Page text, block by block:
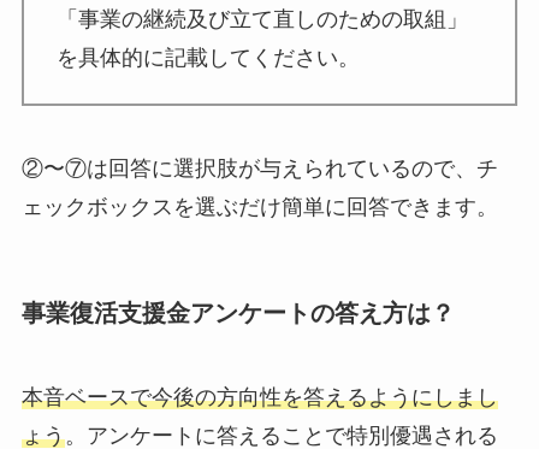
「事業の継続及び立て直しのための取組」
を具体的に記載してください。
②〜⑦は回答に選択肢が与えられているので、チ
ェックボックスを選ぶだけ簡単に回答できます。
事業復活支援金アンケートの答え方は？
本音ベースで今後の方向性を答えるようにしまし
ょう。アンケートに答えることで特別優遇される